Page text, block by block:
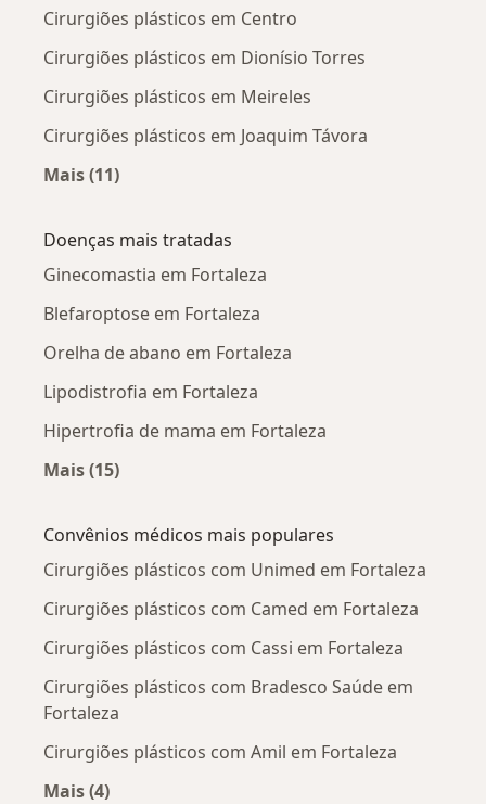
Cirurgiões plásticos em Centro
Cirurgiões plásticos em Dionísio Torres
Cirurgiões plásticos em Meireles
Cirurgiões plásticos em Joaquim Távora
Mais (11)
Doenças mais tratadas
Ginecomastia em Fortaleza
Blefaroptose em Fortaleza
Orelha de abano em Fortaleza
Lipodistrofia em Fortaleza
Hipertrofia de mama em Fortaleza
Mais (15)
Convênios médicos mais populares
Cirurgiões plásticos com Unimed em Fortaleza
Cirurgiões plásticos com Camed em Fortaleza
Cirurgiões plásticos com Cassi em Fortaleza
Cirurgiões plásticos com Bradesco Saúde em
Fortaleza
Cirurgiões plásticos com Amil em Fortaleza
Mais (4)